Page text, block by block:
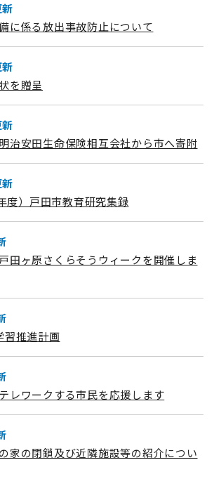
に係る放出事故防止について
を贈呈
治安田生命保険相互会社から市へ寄附
度）戸田市教育研究集録
田ヶ原さくらそうウィークを開催しま
習推進計画
レワークする市民を応援します
家の閉鎖及び近隣施設等の紹介につい